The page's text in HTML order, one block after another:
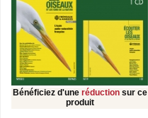
Bénéficiez d'une réduction sur ce
produit